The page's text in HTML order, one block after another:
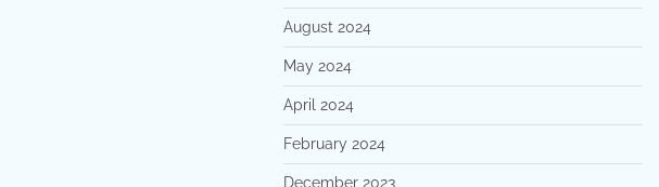
August 2024
May 2024
April 2024
February 2024
December 2023